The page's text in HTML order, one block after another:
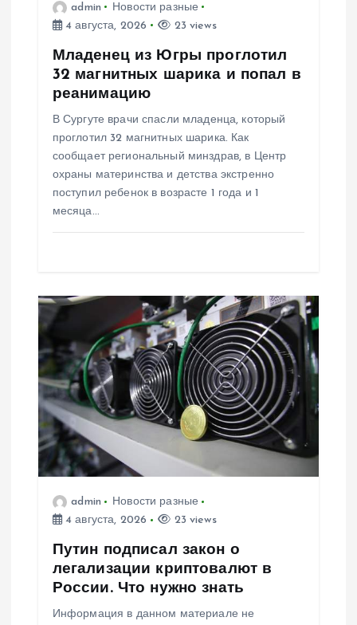
admin
Новости разные
4 августа, 2026
23 views
Младенец из Югры проглотил
32 магнитных шарика и попал в
реанимацию
В Сургуте врачи спасли младенца, который
проглотил 32 магнитных шарика. Как
сообщает региональный минздрав, в Центр
охраны материнства и детства экстренно
поступил ребенок в возрасте 1 года и 1
месяца…
admin
Новости разные
4 августа, 2026
23 views
Путин подписал закон о
легализации криптовалют в
России. Что нужно знать
Информация в данном материале не